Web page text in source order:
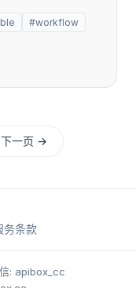
#workflow
下一页 →
务条款
: apibox_cc